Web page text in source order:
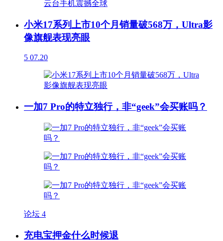
小米17系列上市10个月销量破568万，Ultra影
像旗舰表现亮眼
5 07.20
一加7 Pro的特立独行，非“geek”会买账吗？
论坛 4
充电宝押金什么时候退